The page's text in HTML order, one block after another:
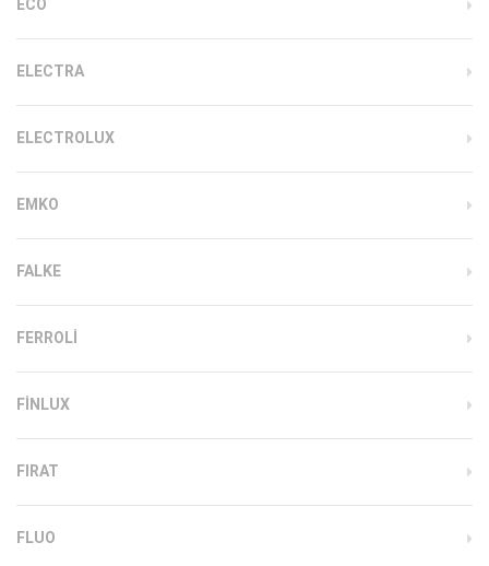
ECO
ELECTRA
ELECTROLUX
EMKO
FALKE
FERROLI
FINLUX
FIRAT
FLUO